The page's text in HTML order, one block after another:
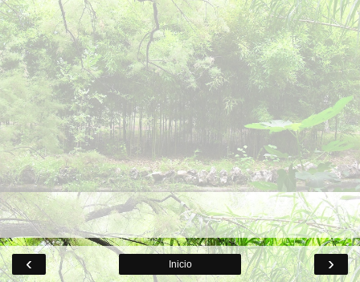
‹ ›
Inicio